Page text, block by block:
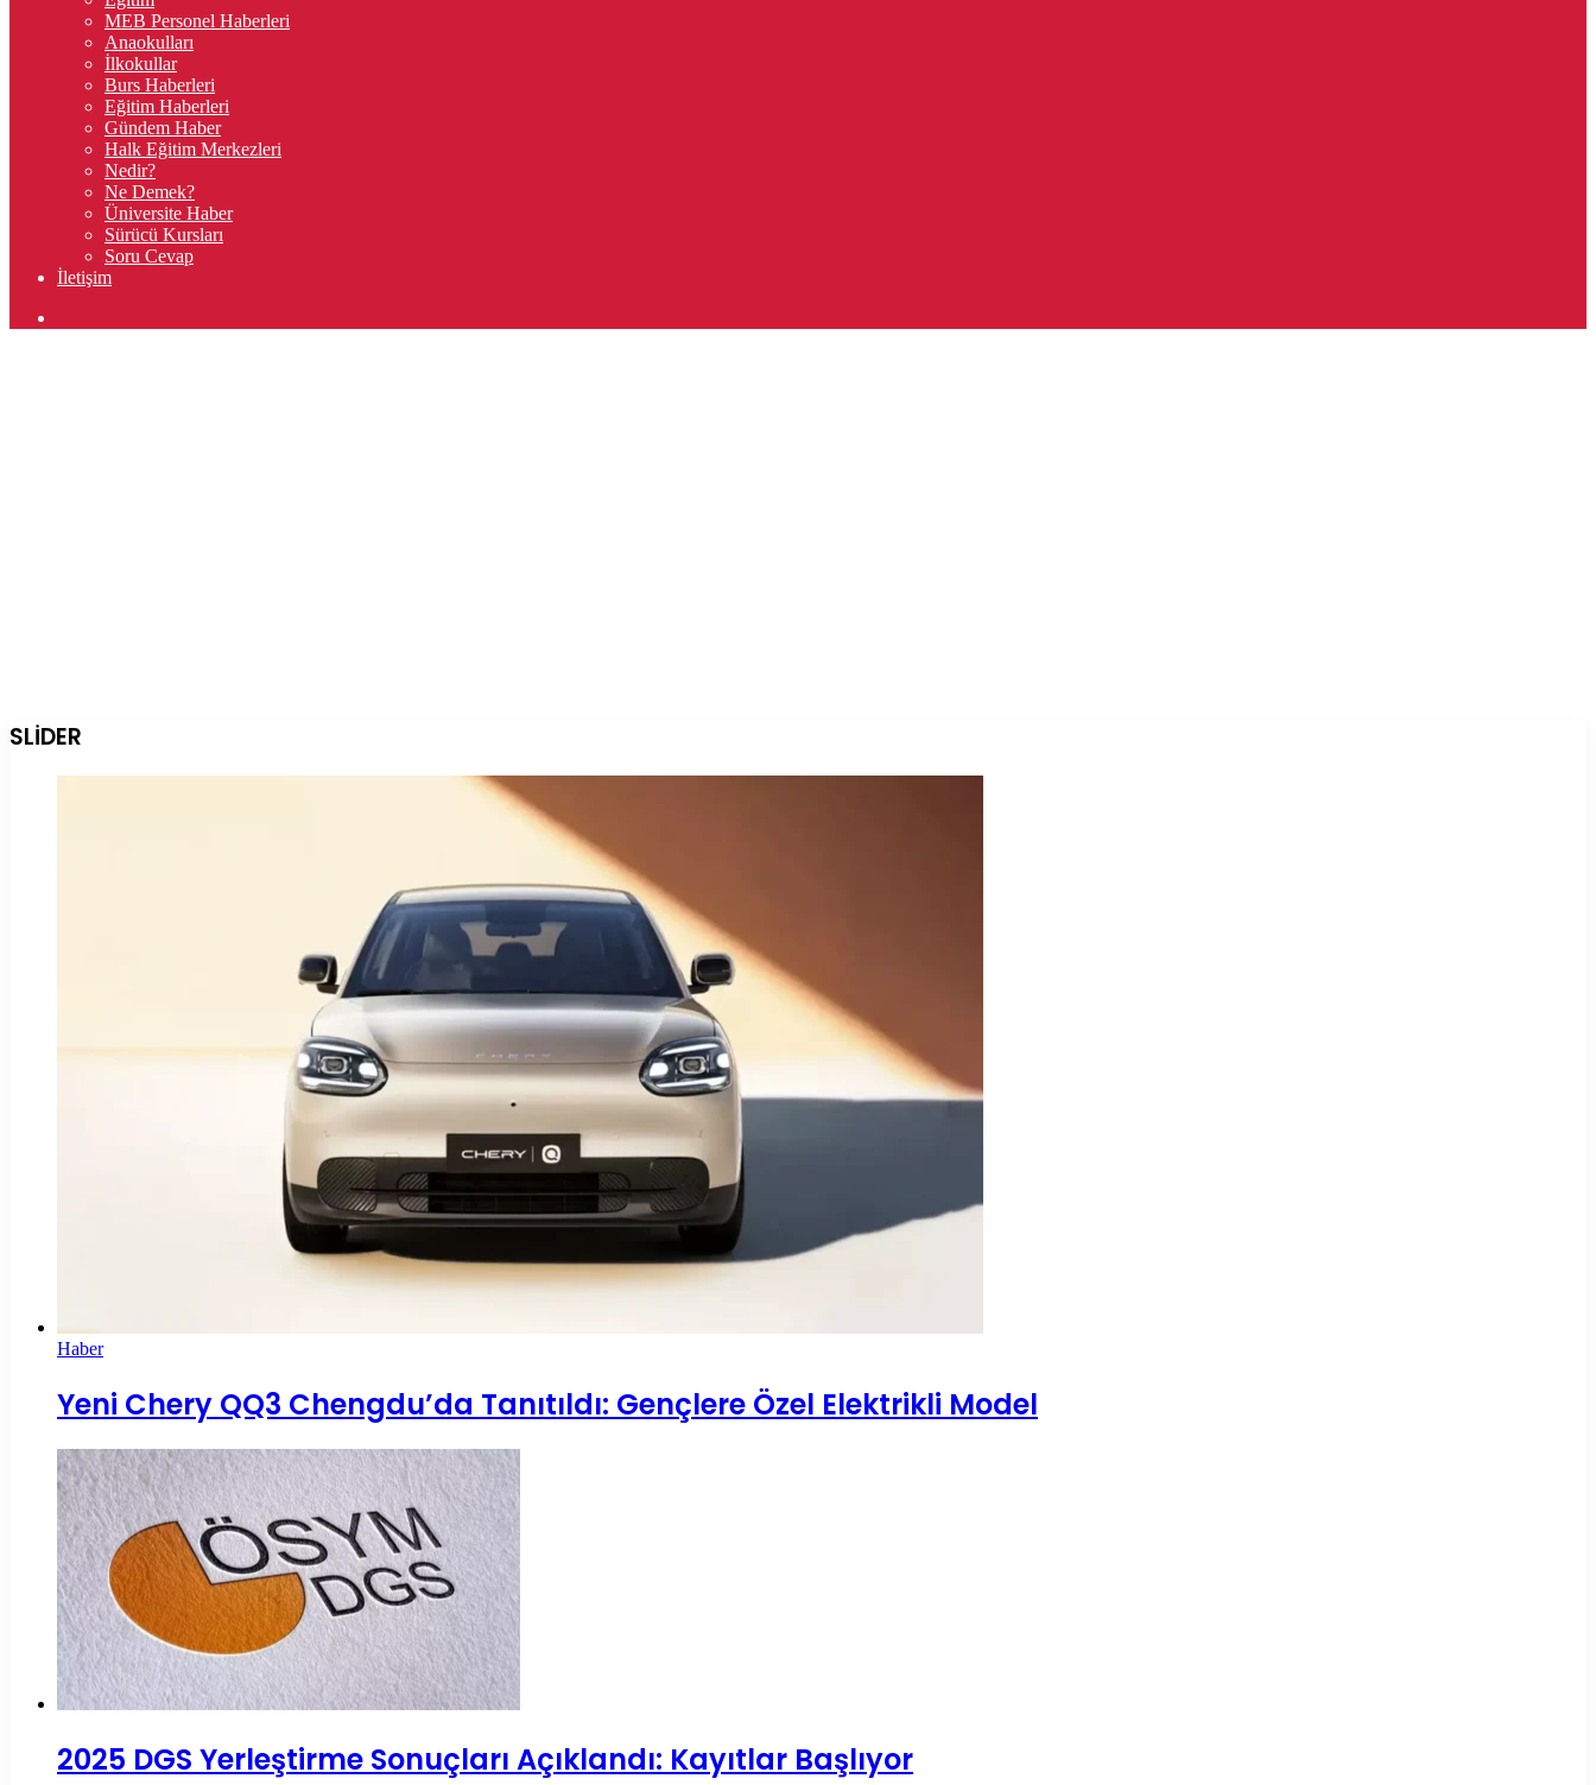
MEB Personel Haberleri
Anaokulları
İlkokullar
Burs Haberleri
Eğitim Haberleri
Gündem Haber
Halk Eğitim Merkezleri
Nedir?
Ne Demek?
Üniversite Haber
Sürücü Kursları
Soru Cevap
İletişim
SLİDER
Haber
Yeni Chery QQ3 Chengdu’da Tanıtıldı: Gençlere Özel Elektrikli Model
2025 DGS Yerleştirme Sonuçları Açıklandı: Kayıtlar Başlıyor